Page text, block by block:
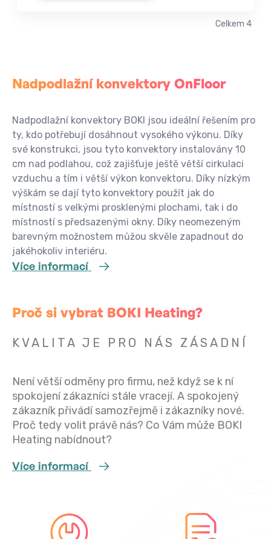
Celkem 4
Nadpodlažní konvektory OnFloor
Nadpodlažní konvektory BOKI jsou ideální řešením pro
ty, kdo potřebují dosáhnout vysokého výkonu. Díky
své konstrukci, jsou tyto konvektory instalovány 10
cm nad podlahou, což zajišťuje ještě větší cirkulaci
vzduchu a tím i větší výkon konvektoru. Díky nízkým
výškám se dají tyto konvektory použít jak do
místností s velkými prosklenými plochami, tak i do
místností s předsazenými okny. Díky neomezeným
barevným možnostem můžou skvěle zapadnout do
jakéhokoliv interiéru.
Více informací
Proč si vybrat BOKI Heating?
KVALITA JE PRO NÁS ZÁSADNÍ
Není větší odměny pro firmu, než když se k ní
spokojení zákazníci stále vracejí. A spokojený
zákazník přivádí samozřejmě i zákazníky nové.
Proč tedy volit právě nás? Co Vám může BOKI
Heating nabídnout?
Více informací